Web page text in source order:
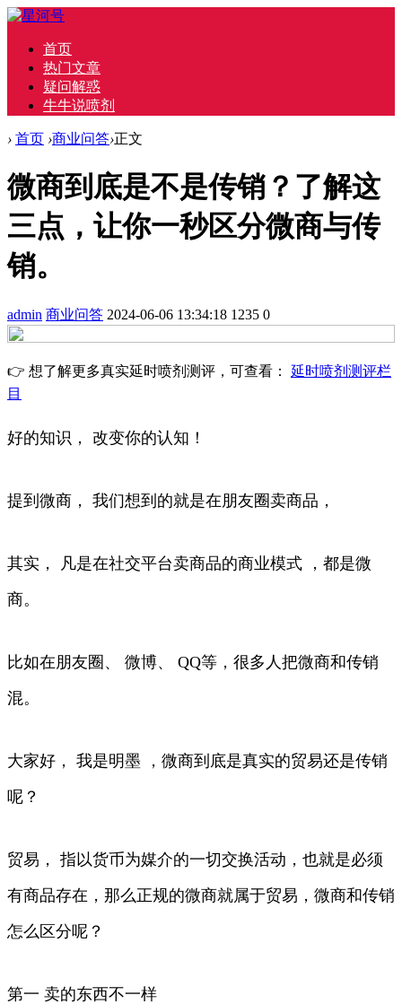
首页
热门文章
疑问解惑
牛牛说喷剂
› 首页 ›商业问答›正文
微商到底是不是传销？了解这
三点，让你一秒区分微商与传
销。
admin 商业问答 2024-06-06 13:34:18 1235 0
👉 想了解更多真实延时喷剂测评，可查看： 延时喷剂测评栏
目
好的知识， 改变你的认知！
提到微商， 我们想到的就是在朋友圈卖商品，
其实， 凡是在社交平台卖商品的商业模式 ，都是微
商。
比如在朋友圈、 微博、 QQ等，很多人把微商和传销
混。
大家好， 我是明墨 ，微商到底是真实的贸易还是传销
呢？
贸易， 指以货币为媒介的一切交换活动，也就是必须
有商品存在，那么正规的微商就属于贸易，微商和传销
怎么区分呢？
第一 卖的东西不一样